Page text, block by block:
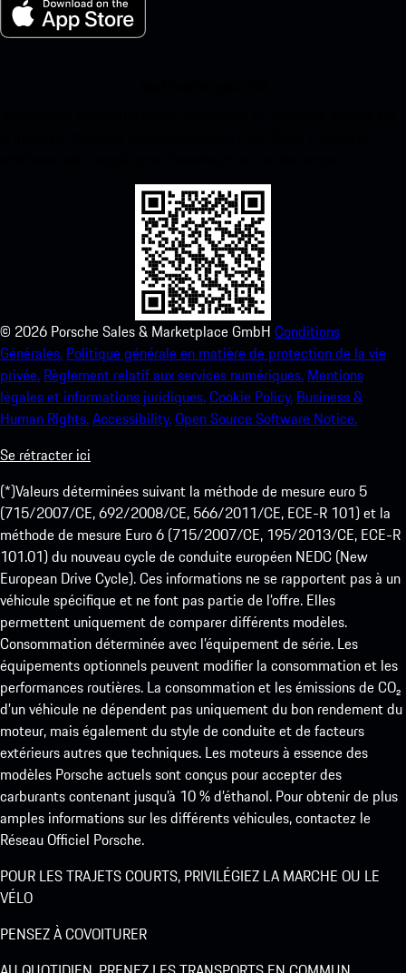
© 2026 Porsche Sales & Marketplace GmbH Conditions
Générales. Politique générale en matière de protection de la vie
privée. Règlement relatif aux services numériques. Mentions
légales et informations juridiques.Cookie Policy. Business &
Human Rights.Accessibility.Open Source Software Notice.
Se rétracter ici
(*)Valeurs déterminées suivant la méthode de mesure euro 5
(715/2007/CE, 692/2008/CE, 566/2011/CE, ECE-R 101) et la
méthode de mesure Euro 6 (715/2007/CE, 195/2013/CE, ECE-R
101.01) du nouveau cycle de conduite européen NEDC (New
European Drive Cycle). Ces informations ne se rapportent pas à un
véhicule spécifique et ne font pas partie de l’offre. Elles
permettent uniquement de comparer différents modèles.
Consommation déterminée avec l’équipement de série. Les
équipements optionnels peuvent modifier la consommation et les
performances routières. La consommation et les émissions de CO₂
d’un véhicule ne dépendent pas uniquement du bon rendement du
moteur, mais également du style de conduite et de facteurs
extérieurs autres que techniques. Les moteurs à essence des
modèles Porsche actuels sont conçus pour accepter des
carburants contenant jusqu’à 10 % d’éthanol. Pour obtenir de plus
amples informations sur les différents véhicules, contactez le
Réseau Officiel Porsche.
POUR LES TRAJETS COURTS, PRIVILÉGIEZ LA MARCHE OU LE
VÉLO
PENSEZ À COVOITURER